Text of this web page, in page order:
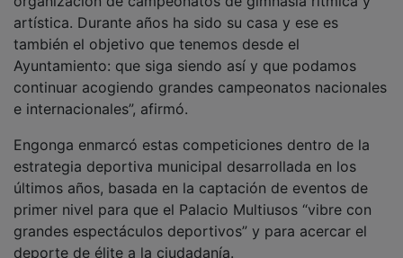
que cualquier joven de Guadalajara se anime a
practicar este deporte o mejore viendo a sus grandes
referentes competir aquí”, señaló.
PUBLICIDAD